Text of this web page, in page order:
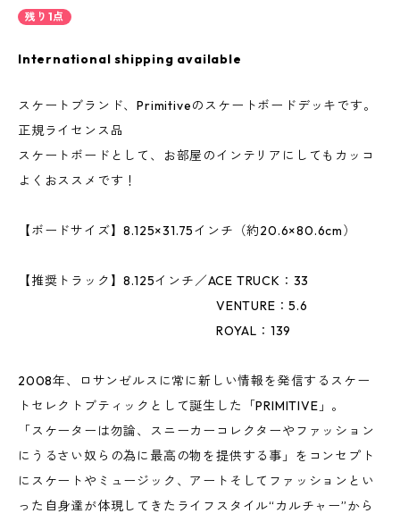
残り1点
International shipping available
スケートブランド、Primitiveのスケートボードデッキです。
正規ライセンス品
スケートボードとして、お部屋のインテリアにしてもカッコ
よくおススメです！
【ボードサイズ】8.125×31.75インチ（約20.6×80.6cm）
【推奨トラック】8.125インチ／ACE TRUCK：33
VENTURE：5.6
ROYAL：139
2008年、ロサンゼルスに常に新しい情報を発信するスケー
トセレクトブティックとして誕生した「PRIMITIVE」。
「スケーターは勿論、スニーカーコレクターやファッション
にうるさい奴らの為に最高の物を提供する事」をコンセプト
にスケートやミュージック、アートそしてファッションとい
った自身達が体現してきたライフスタイル“カルチャー”から